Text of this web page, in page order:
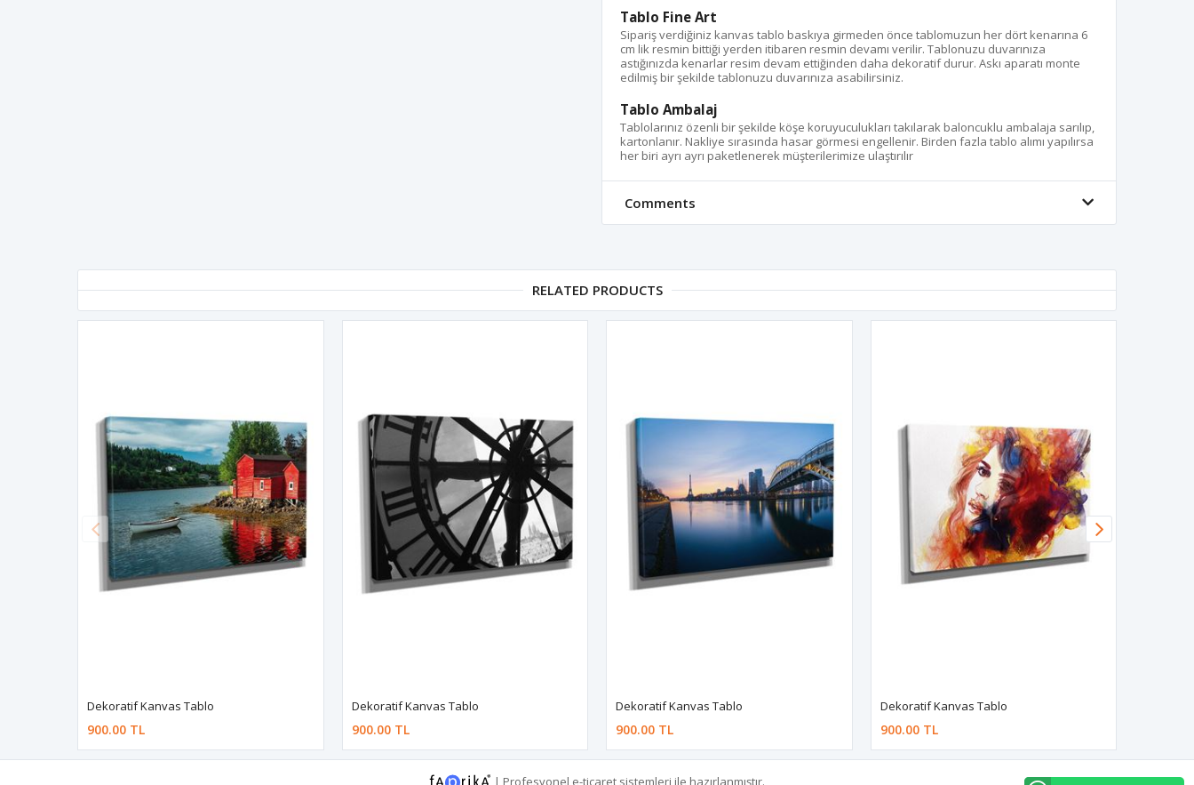
Tablo Fine Art
Sipariş verdiğiniz kanvas tablo baskıya girmeden önce tablomuzun her dört kenarına 6
cm lik resmin bittiği yerden itibaren resmin devamı verilir. Tablonuzu duvarınıza
astığınızda kenarlar resim devam ettiğinden daha dekoratif durur. Askı aparatı monte
edilmiş bir şekilde tablonuzu duvarınıza asabilirsiniz.
Tablo Ambalaj
Tablolarınız özenli bir şekilde köşe koruyuculukları takılarak baloncuklu ambalaja sarılıp,
kartonlanır. Nakliye sırasında hasar görmesi engellenir. Birden fazla tablo alımı yapılırsa
her biri ayrı ayrı paketlenerek müşterilerimize ulaştırılır
Comments
RELATED PRODUCTS
Dekoratif Kanvas Tablo
900.00 TL
Dekoratif Kanvas Tablo
900.00 TL
Dekoratif Kanvas Tablo
900.00 TL
Dekoratif Kanvas Tablo
900.00 TL
| Profesyonel e-ticaret sistemleri ile hazırlanmıştır.